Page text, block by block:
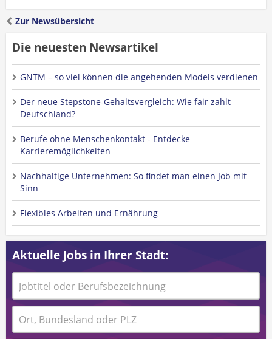
Zur Newsübersicht
Die neuesten Newsartikel
GNTM – so viel können die angehenden Models verdienen
Der neue Stepstone-Gehaltsvergleich: Wie fair zahlt
Deutschland?
Berufe ohne Menschenkontakt - Entdecke
Karrieremöglichkeiten
Nachhaltige Unternehmen: So findet man einen Job mit
Sinn
Flexibles Arbeiten und Ernährung
Aktuelle Jobs in Ihrer Stadt: